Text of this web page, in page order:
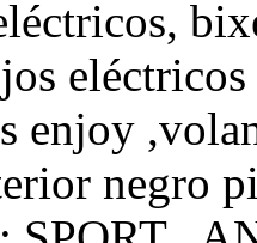
enjoy
negro